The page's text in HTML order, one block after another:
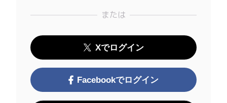
または
Xでログイン
Facebookでログイン